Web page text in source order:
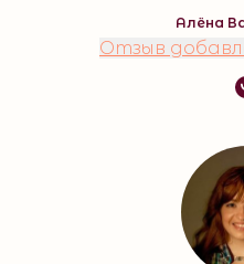
Алёна
Отзыв